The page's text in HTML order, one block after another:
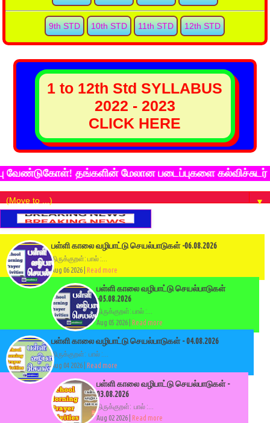
9th STD 10th STD 11th STD 12th STD
1 to 12th Std SYLLABUS
2022 - 2023
CLICK HERE
தங்களின் மேலான படைப்புகளை கல்விச்சுடர் இணைய
▼
பள்ளி காலை வழிபாட்டு செயல்பாடுகள் -06.08.2026
திருக்குறள்: பால் :...
Aug 06 2026 |
Read more
பள்ளி காலை வழிபாட்டு செயல்பாடுகள்
-05.08.2026
திருக்குறள்: பால் :...
Aug 05 2026 | Read more
பள்ளி காலை வழிபாட்டு செயல்பாடுகள் - 04.08.2026
திருக்குறள்: பால் :...
Aug 04 2026 | Read more
பள்ளி காலை வழிபாட்டு செயல்பாடுகள் -
03.08.2026
திருக்குறள்: பால் :...
Aug 02 2026 |
Read more